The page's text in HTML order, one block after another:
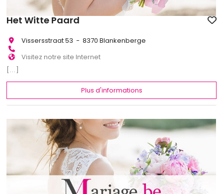
Het Witte Paard
Vissersstraat 53 - 8370 Blankenberge
Visitez notre site Internet
[...]
Plus d'informations